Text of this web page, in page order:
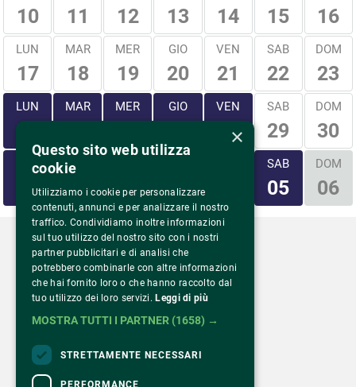
10 11 12 13 14 15 16
LUN
17
MAR
18
MER
19
GIO
20
VEN
21
SAB
22
DOM
23
LUN
24
MAR MER GIO VEN
28
SAB
29
DOM
30
LUN
31
MAR
01 02 03
SAB
05
DOM
06
Via Monte Rosa 81
Tel.02 43 822 379
×
Questo sito web utilizza
cookie
Utilizziamo i cookie per personalizzare
contenuti, annunci e per analizzare il nostro
traffico. Condividiamo inoltre informazioni
sul tuo utilizzo del nostro sito con i nostri
partner pubblicitari e di analisi che
potrebbero combinarle con altre informazioni
che hai fornito loro o che hanno raccolto dal
tuo utilizzo dei loro servizi. Leggi di più
MOSTRA TUTTI I PARTNER (1658) →
STRETTAMENTE NECESSARI
PERFORMANCE